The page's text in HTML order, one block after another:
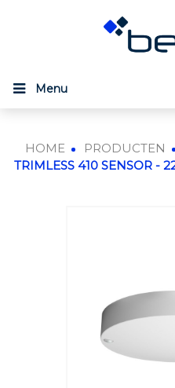
Menu
HOME PRODUCTEN
TRIMLESS 410 SENSOR -